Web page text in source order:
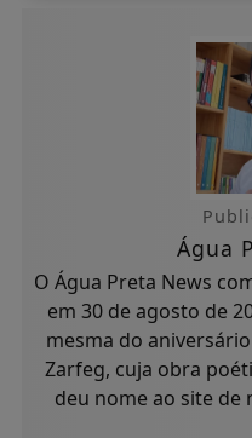
Água
O Água Preta News
em 30 de agosto de
mesma do
Zarfeg, cuja obra
deu nome ao site